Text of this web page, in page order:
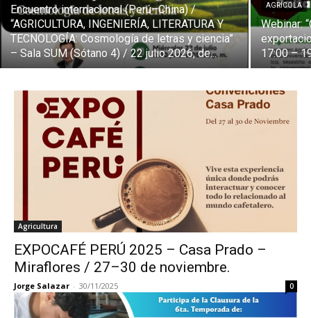
Encuentro internacional (Perú–China) /
“AGRICULTURA, INGENIERÍA, LITERATURA Y
TECNOLOGÍA: Cosmología de letras y ciencia”
– Sala SUM (Sótano 4) / 22 julio 2026, de...
AGRÍCOLA
Webinar:
17:00 –
Agricultura
EXPOCAFÉ PERÚ 2025 – Casa Prado –
Miraflores / 27–30 de noviembre.
Jorge Salazar - 30/11/2025 0